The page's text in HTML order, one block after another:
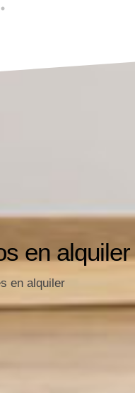
en alquiler
en alquiler